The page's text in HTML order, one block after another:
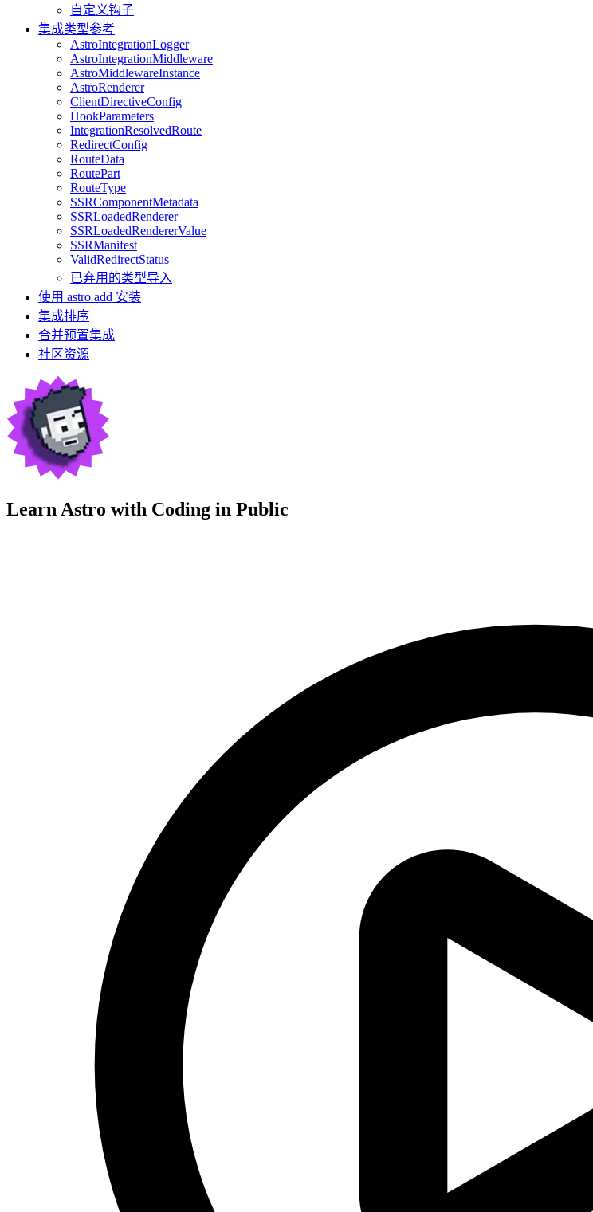
自定义钩子
集成类型参考
AstroIntegrationLogger
AstroIntegrationMiddleware
AstroMiddlewareInstance
AstroRenderer
ClientDirectiveConfig
HookParameters
IntegrationResolvedRoute
RedirectConfig
RouteData
RoutePart
RouteType
SSRComponentMetadata
SSRLoadedRenderer
SSRLoadedRendererValue
SSRManifest
ValidRedirectStatus
已弃用的类型导入
使用 astro add 安装
集成排序
合并预置集成
社区资源
Learn Astro with Coding in Public